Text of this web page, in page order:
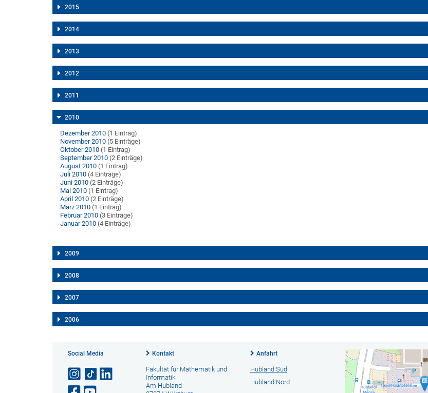
2015
2014
2013
2012
2011
2010
Dezember 2010 (1 Eintrag)
November 2010 (5 Einträge)
Oktober 2010 (1 Eintrag)
September 2010 (2 Einträge)
August 2010 (1 Eintrag)
Juli 2010 (4 Einträge)
Juni 2010 (2 Einträge)
Mai 2010 (1 Eintrag)
April 2010 (2 Einträge)
März 2010 (1 Eintrag)
Februar 2010 (3 Einträge)
Januar 2010 (4 Einträge)
2009
2008
2007
2006
Social Media Kontakt
Fakultät für Mathematik und
Informatik
Am Hubland
Anfahrt
Hubland Süd
Hubland Nord